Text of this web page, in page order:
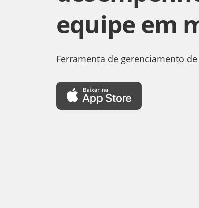
equipe em
Ferramenta de gerenciamento